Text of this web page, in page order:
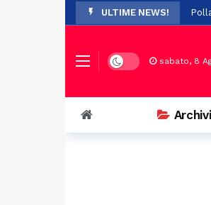
ULTIME NEWS!
A
Dark mode sabato, 8